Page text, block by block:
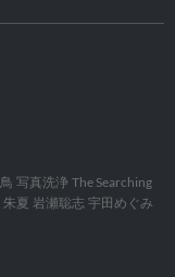
鳥 写真洗浄 The Searching
朱夏 岩瀬聡志 宇田めぐみ